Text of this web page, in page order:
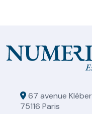
67 avenue Kléber
75116 Paris